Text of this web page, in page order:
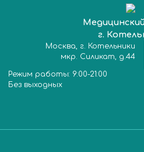
г.
Москва, г. Котельники
мкр. Силикат, д.44
Режим работы: 9:00-21:00
Без выходных